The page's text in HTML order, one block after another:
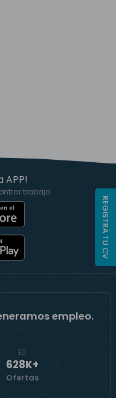
APP!
trabajo
empleo.
629K+
Ofertas
REGISTRA TU CV